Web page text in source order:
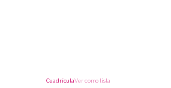
CuadrículaVer como lista